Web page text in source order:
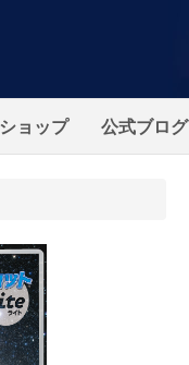
ショップ 公式ブログ